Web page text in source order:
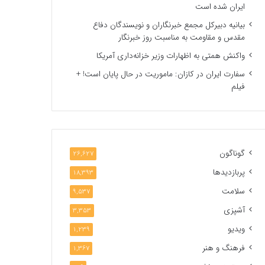
ایران شده است
بیانیه دبیرکل مجمع خبرنگاران و نویسندگان دفاع
مقدس و مقاومت به مناسبت روز خبرنگار
واکنش همتی به اظهارات وزیر خزانه‌داری آمریکا
سفارت ایران در کازان: ماموریت در حال پایان است! +
فیلم
گوناگون 26,627
پربازدیدها 18,393
سلامت 9,537
آشپزی 3,353
ویدیو 1,239
فرهنگ و هنر 1,367